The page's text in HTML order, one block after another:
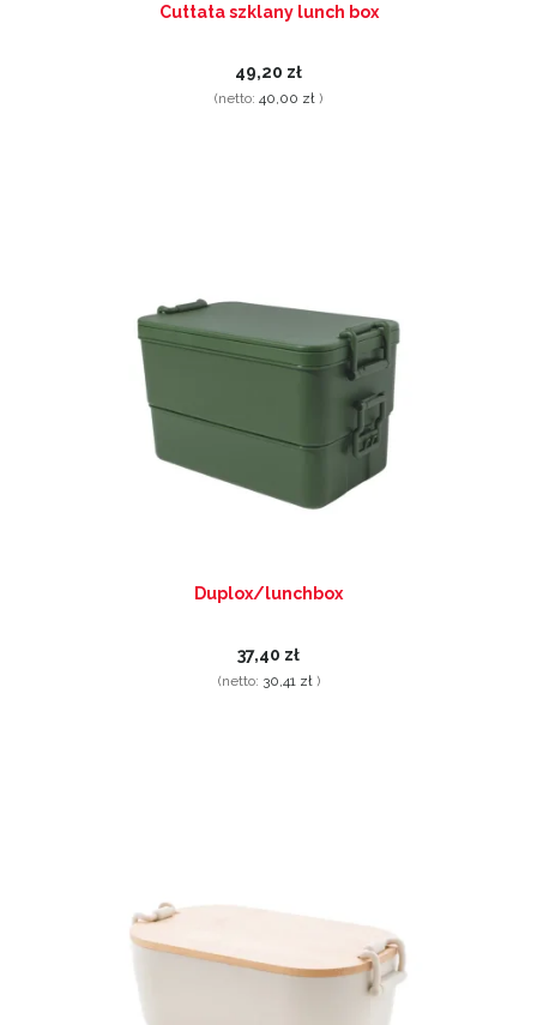
Cuttata szklany lunch box
49,20 zł
(netto: 40,00 zł )
Duplox/lunchbox
37,40 zł
(netto: 30,41 zł)